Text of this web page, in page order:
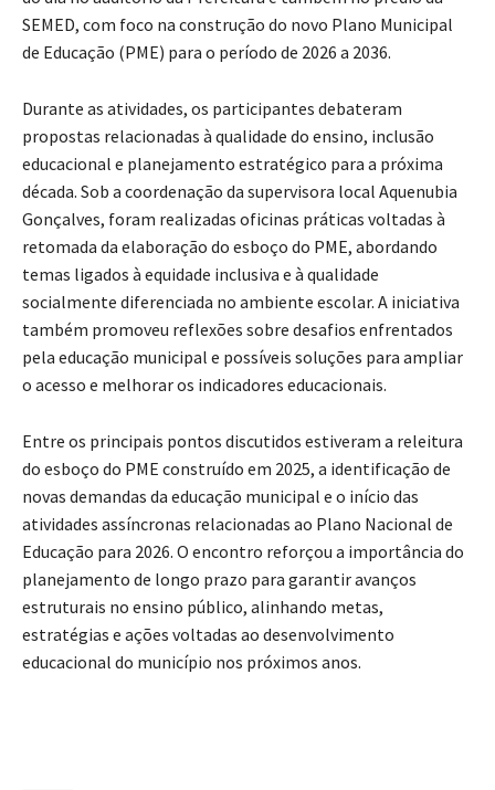
SEMED, com foco na construção do novo Plano Municipal
de Educação (PME) para o período de 2026 a 2036.
Durante as atividades, os participantes debateram
propostas relacionadas à qualidade do ensino, inclusão
educacional e planejamento estratégico para a próxima
década. Sob a coordenação da supervisora local Aquenubia
Gonçalves, foram realizadas oficinas práticas voltadas à
retomada da elaboração do esboço do PME, abordando
temas ligados à equidade inclusiva e à qualidade
socialmente diferenciada no ambiente escolar. A iniciativa
também promoveu reflexões sobre desafios enfrentados
pela educação municipal e possíveis soluções para ampliar
o acesso e melhorar os indicadores educacionais.
Entre os principais pontos discutidos estiveram a releitura
do esboço do PME construído em 2025, a identificação de
novas demandas da educação municipal e o início das
atividades assíncronas relacionadas ao Plano Nacional de
Educação para 2026. O encontro reforçou a importância do
planejamento de longo prazo para garantir avanços
estruturais no ensino público, alinhando metas,
estratégias e ações voltadas ao desenvolvimento
educacional do município nos próximos anos.